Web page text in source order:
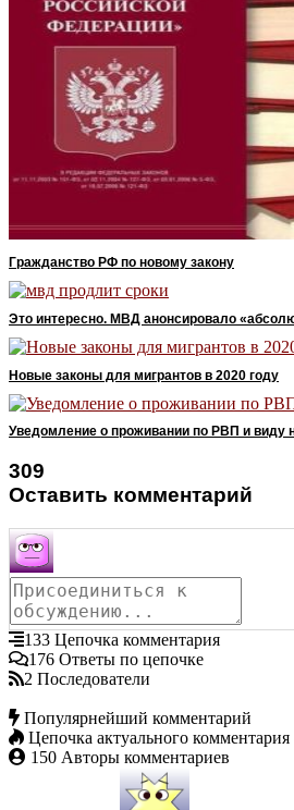
Гражданство РФ по новому закону
Это интересно. МВД анонсировало
Новые законы для мигрантов в 2020 году
Уведомление о проживании по РВП и виду
309
Оставить комментарий
133 Цепочка комментария
176 Ответы по цепочке
2 Последователи
Популярнейший комментарий
Цепочка актуального комментария
150 Авторы комментариев